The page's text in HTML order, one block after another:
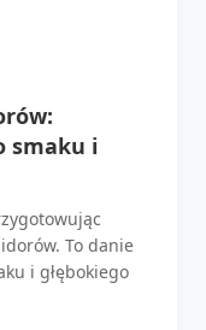
smaku i
To danie
i głębokiego